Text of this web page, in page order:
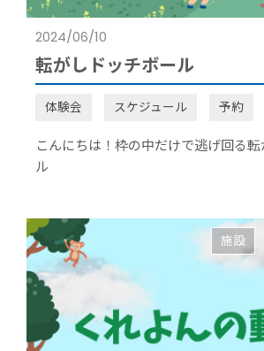
2024/06/10
転がしドッチボール
体験会 スケジュール 予約
こんにちは！枠の中だけで逃げ回る
ル
施設